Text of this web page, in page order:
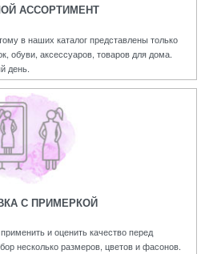
АССОРТИМЕНТ
в наших каталог представлены только
обуви, аксессуаров, товаров для дома.
день.
С ПРИМЕРКОЙ
и оценить качество перед
несколько размеров, цветов и фасонов.